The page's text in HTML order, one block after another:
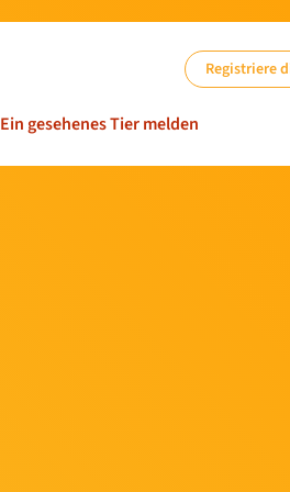
Ein gesehenes Tier melden
Registriere